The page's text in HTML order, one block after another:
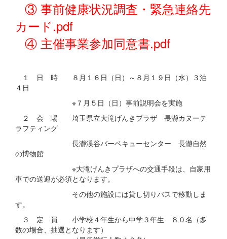
③ 事前健康状況調査・緊急連絡先
カード.pdf
④ 主催事業参加同意書.pdf
１ 日 時 ８月１６日（日）～８月１９日（水）３泊
４日
※７月５日（日）事前説明会を実施
２ 会 場 埼玉県立大滝げんきプラザ 長瀞カヌーテ
ラフティング
長瀞渓谷バーベキューセンター 長瀞自然
の博物館
※大滝げんきプラザへの交通手段は、自家用
車での送迎が必須となります。
その他の施設には貸し切りバスで移動しま
す。
３ 定 員 小学校４年生から中学３年生 ８０名（多
数の場合、抽選となります）